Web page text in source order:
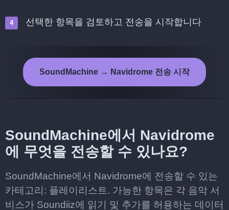
선택한 항목을 검토하고 전송을 시작합니다
SoundMachine → Navidrome 전송 시작
SoundMachine에서 Navidrome
에 무엇을 전송할 수 있나요?
SoundMachine에서 Navidrome에 전송할 수 있는
카테고리: 플레이리스트. 가능한 항목은 각 음악 서
비스가 Soundiiz에 읽기 및 추가를 허용하는 데이터